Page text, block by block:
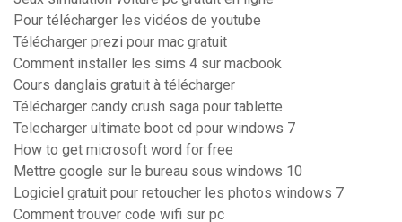
Pour télécharger les vidéos de youtube
Télécharger prezi pour mac gratuit
Comment installer les sims 4 sur macbook
Cours danglais gratuit à télécharger
Télécharger candy crush saga pour tablette
Telecharger ultimate boot cd pour windows 7
How to get microsoft word for free
Mettre google sur le bureau sous windows 10
Logiciel gratuit pour retoucher les photos windows 7
Comment trouver code wifi sur pc